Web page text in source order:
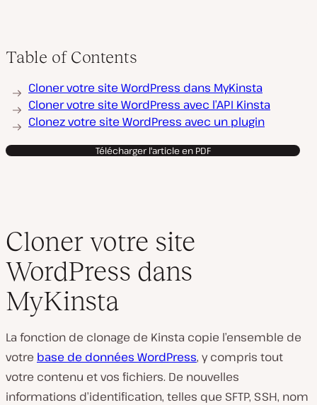
Table of Contents
Cloner votre site WordPress dans MyKinsta
Cloner votre site WordPress avec l’API Kinsta
Clonez votre site WordPress avec un plugin
Télécharger l'article en PDF
Cloner votre site
WordPress dans
MyKinsta
La fonction de clonage de Kinsta copie l’ensemble de
votre base de données WordPress, y compris tout
votre contenu et vos fichiers. De nouvelles
informations d’identification, telles que SFTP, SSH, nom